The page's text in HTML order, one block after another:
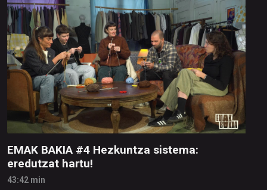
EMAK BAKIA #4 Hezkuntza sistema:
eredutzat hartu!
43:42 min